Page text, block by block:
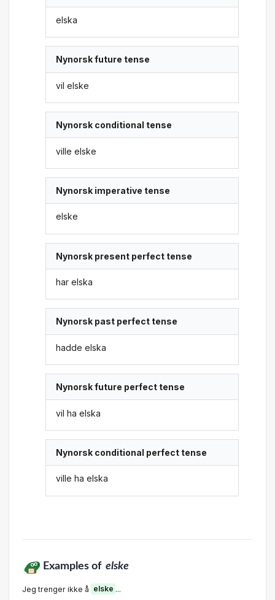
elska
Nynorsk future tense
vil elske
Nynorsk conditional tense
ville elske
Nynorsk imperative tense
elske
Nynorsk present perfect tense
har elska
Nynorsk past perfect tense
hadde elska
Nynorsk future perfect tense
vil ha elska
Nynorsk conditional perfect tense
ville ha elska
Examples of elske
Jeg trenger ikke å elske ...